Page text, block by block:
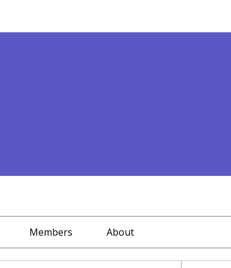
Members About